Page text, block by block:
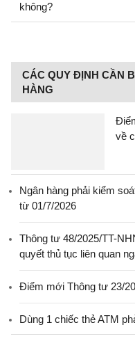
không?
CÁC QUY ĐỊNH CẦN
HÀNG
về
Ngân hàng phải kiểm
từ 01/7/2026
Thông tư 48/2025/TT-
quyết thủ tục liên quan
Điểm mới Thông tư 23/
Dùng 1 chiếc thẻ ATM